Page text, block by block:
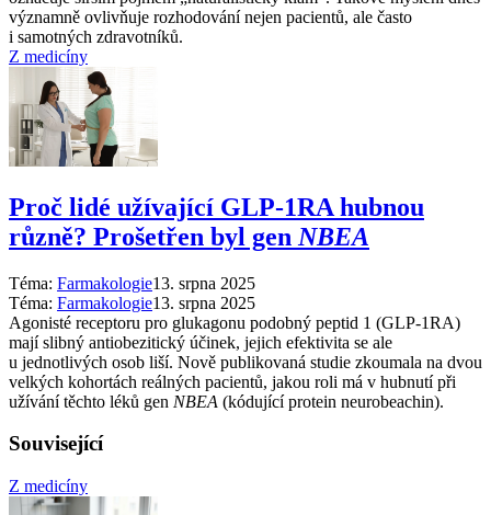
významně ovlivňuje rozhodování nejen pacientů, ale často
i samotných zdravotníků.
Z medicíny
Proč lidé užívající GLP-1RA hubnou
různě? Prošetřen byl gen NBEA
Téma: Farmakologie13. srpna 2025
Téma: Farmakologie13. srpna 2025
Agonisté receptoru pro glukagonu podobný peptid 1 (GLP-1RA)
mají slibný antiobezitický účinek, jejich efektivita se ale
u jednotlivých osob liší. Nově publikovaná studie zkoumala na dvou
velkých kohortách reálných pacientů, jakou roli má v hubnutí při
užívání těchto léků gen NBEA (kódující protein neurobeachin).
Související
Z medicíny